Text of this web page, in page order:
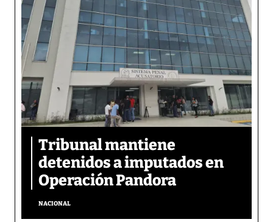
Tribunal mantiene
detenidos a imputados en
Operación Pandora
NACIONAL